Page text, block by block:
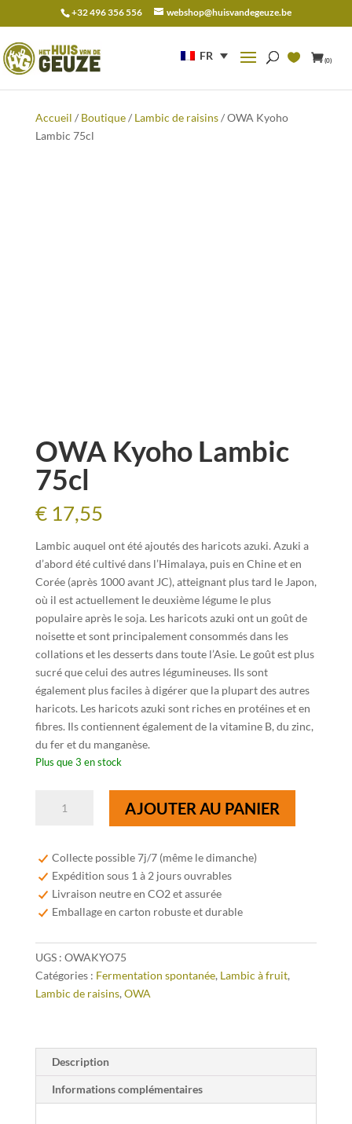
+32 496 356 556 webshop@huisvandegeuze.be
FR (0)
pour :
Accueil / Boutique/ Lambic de raisins/ OWA Kyoho
Lambic 75cl
OWA Kyoho Lambic
75cl
€17,55
Lambic auquel ont été ajoutés des haricots azuki. Azuki a
d’abord été cultivé dans l’Himalaya, puis en Chine et en
Corée (après 1000 avant JC), atteignant plus tard le Japon,
où il est actuellement le deuxième légume le plus
populaire après le soja. Les haricots azuki ont un goût de
noisette et sont principalement consommés dans les
collations et les desserts dans toute l’Asie. Le goût est plus
sucré que celui des autres légumineuses. Ils sont
également plus faciles à digérer que la plupart des autres
haricots. Les haricots azuki sont riches en protéines et en
fibres. Ils contiennent également de la vitamine B, du zinc,
du fer et du manganèse.
Plus que 3 en stock
Kyoho
Lambic
75cl
AJOUTER AU PANIER
Collecte possible 7j/7 (même le dimanche)
Expédition sous 1 à 2 jours ouvrables
Livraison neutre en CO2 et assurée
Emballage en carton robuste et durable
UGS : OWAKYO75
Catégories : Fermentation spontanée, Lambic à fruit,
Lambic de raisins, OWA
Description
Informations complémentaires